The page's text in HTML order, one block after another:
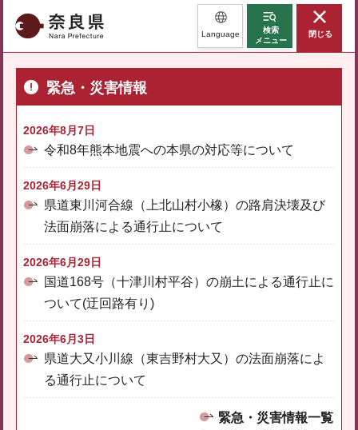
奈良県 Language
検索
メニュー
閉じる
緊急・災害情報
2026年8月7日
令和8年熊本地震への本県の対応等について
2026年6月29日
県道東川河合線（上北山村小橡）の路肩決壊及び
法面崩落による通行止について
2026年6月29日
国道168号（十津川村平谷）の崩土による通行止に
ついて(迂回路有り)
2026年6月3日
県道大又小川線（東吉野村大又）の法面崩落によ
る通行止について
緊急・災害情報一覧